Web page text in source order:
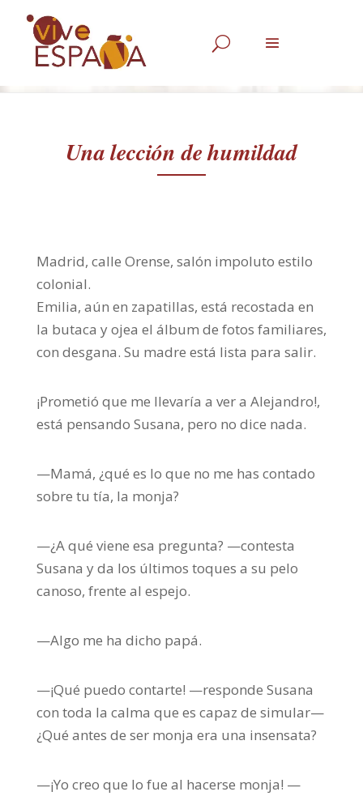
U
Una lección de humildad
Madrid, calle Orense, salón impoluto estilo
colonial.
Emilia, aún en zapatillas, está recostada en
la butaca y ojea el álbum de fotos familiares,
con desgana. Su madre está lista para salir.
¡Prometió que me llevaría a ver a Alejandro!,
está pensando Susana, pero no dice nada.
—Mamá, ¿qué es lo que no me has contado
sobre tu tía, la monja?
—¿A qué viene esa pregunta? —contesta
Susana y da los últimos toques a su pelo
canoso, frente al espejo.
—Algo me ha dicho papá.
—¡Qué puedo contarte! —responde Susana
con toda la calma que es capaz de simular—
¿Qué antes de ser monja era una insensata?
—¡Yo creo que lo fue al hacerse monja! —